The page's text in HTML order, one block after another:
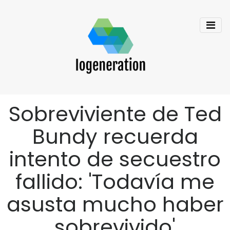
Sobreviviente de Ted
Bundy recuerda
intento de secuestro
fallido: 'Todavía me
asusta mucho haber